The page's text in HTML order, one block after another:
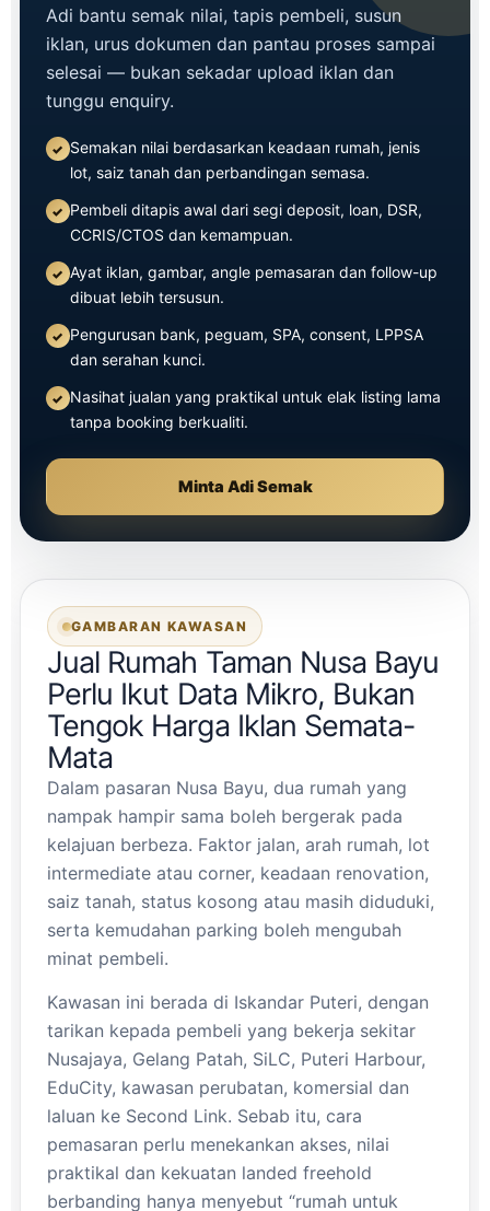
Adi bantu semak nilai, tapis pembeli, susun
iklan, urus dokumen dan pantau proses sampai
selesai — bukan sekadar upload iklan dan
tunggu enquiry.
Semakan nilai berdasarkan keadaan rumah, jenis
lot, saiz tanah dan perbandingan semasa.
Pembeli ditapis awal dari segi deposit, loan, DSR,
CCRIS/CTOS dan kemampuan.
Ayat iklan, gambar, angle pemasaran dan follow-up
dibuat lebih tersusun.
Pengurusan bank, peguam, SPA, consent, LPPSA
dan serahan kunci.
Nasihat jualan yang praktikal untuk elak listing lama
tanpa booking berkualiti.
Minta Adi Semak
GAMBARAN KAWASAN
Jual Rumah Taman Nusa Bayu
Perlu Ikut Data Mikro, Bukan
Tengok Harga Iklan Semata-
Mata
Dalam pasaran Nusa Bayu, dua rumah yang
nampak hampir sama boleh bergerak pada
kelajuan berbeza. Faktor jalan, arah rumah, lot
intermediate atau corner, keadaan renovation,
saiz tanah, status kosong atau masih diduduki,
serta kemudahan parking boleh mengubah
minat pembeli.
Kawasan ini berada di Iskandar Puteri, dengan
tarikan kepada pembeli yang bekerja sekitar
Nusajaya, Gelang Patah, SiLC, Puteri Harbour,
EduCity, kawasan perubatan, komersial dan
laluan ke Second Link. Sebab itu, cara
pemasaran perlu menekankan akses, nilai
praktikal dan kekuatan landed freehold
berbanding hanya menyebut “rumah untuk